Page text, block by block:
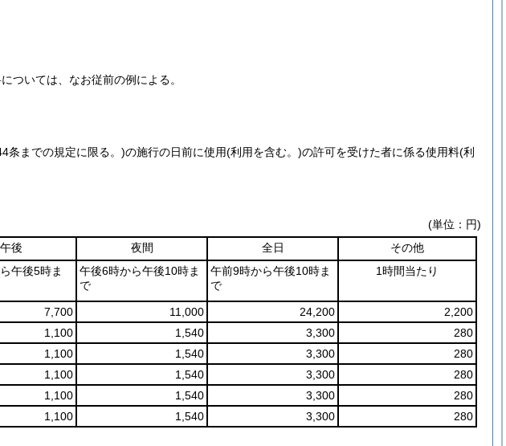
ついては、なお従前の例による。
条までの規定に限る。)の施行の日前に使用(利用を含む。)の許可を受けた者に係る使用料(利
(単位：円)
午後 夜間 全日
その他
午後5時ま
午後6時から午後10時ま
で
午前9時から午後10時ま
で
1時間当たり
7,700 11,000 24,200
2,200
1,100 1,540 3,300
280
1,100 1,540 3,300
280
1,100 1,540 3,300
280
1,100 1,540 3,300
280
1,100 1,540 3,300
280